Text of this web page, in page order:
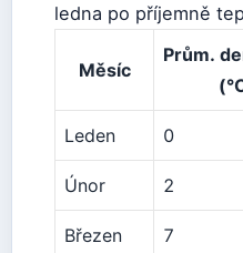
ledna po příjemně
Měsíc
Prům.
Leden 0
Únor 2
Březen 7